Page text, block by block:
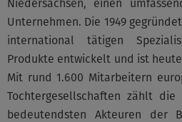
Niedersachsen, einen
Unternehmen. Die 1949
international tätigen
Produkte entwickelt und ist
Mit rund 1.600 Mitarbeitern
Tochtergesellschaften zählt die
bedeutendsten Akteuren der